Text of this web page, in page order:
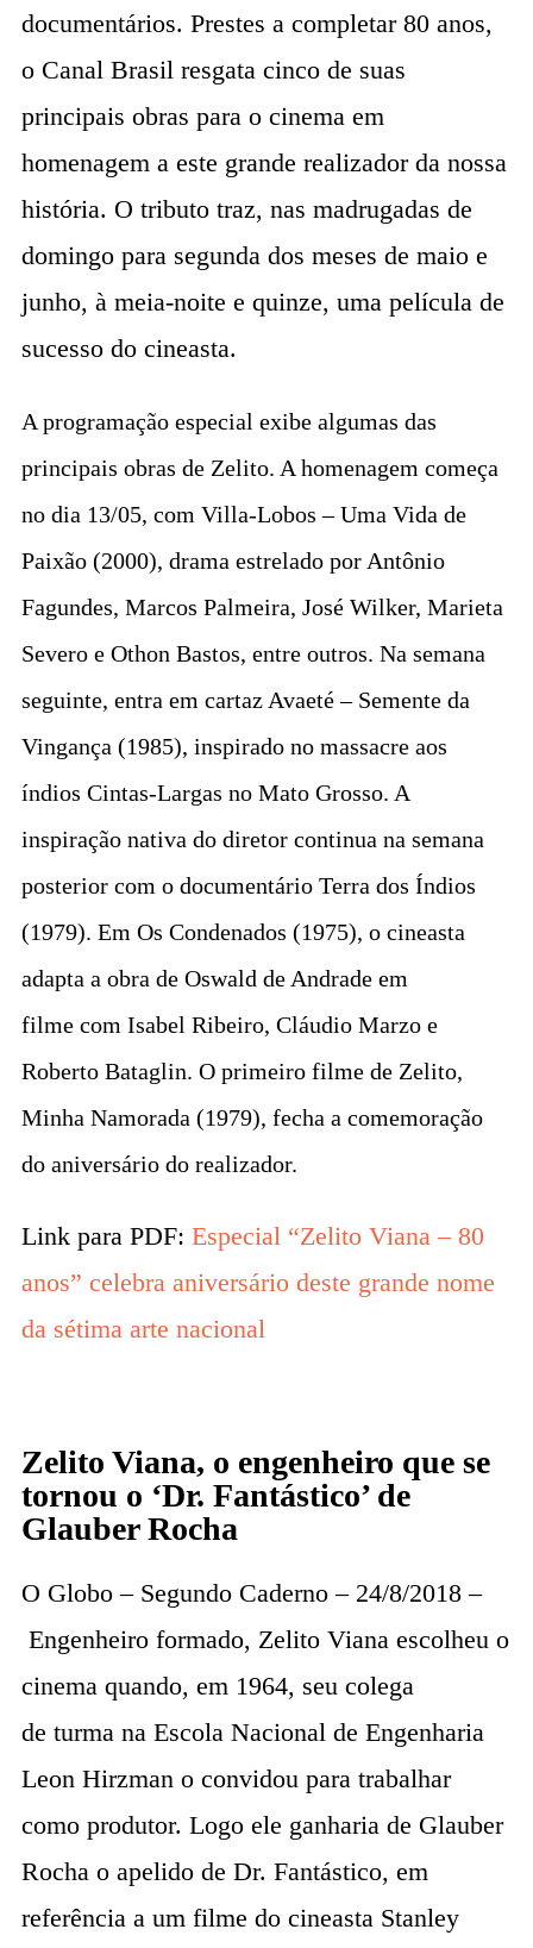
documentários. Prestes a completar 80 anos,
o Canal Brasil resgata cinco de suas
principais obras para o cinema em
homenagem a este grande realizador da nossa
história. O tributo traz, nas madrugadas de
domingo para segunda dos meses de maio e
junho, à meia-noite e quinze, uma película de
sucesso do cineasta.
A programação especial exibe algumas das
principais obras de Zelito. A homenagem começa
no dia 13/05, com Villa-Lobos – Uma Vida de
Paixão (2000), drama estrelado por Antônio
Fagundes, Marcos Palmeira, José Wilker, Marieta
Severo e Othon Bastos, entre outros. Na semana
seguinte, entra em cartaz Avaeté – Semente da
Vingança (1985), inspirado no massacre aos
índios Cintas-Largas no Mato Grosso. A
inspiração nativa do diretor continua na semana
posterior com o documentário Terra dos Índios
(1979). Em Os Condenados (1975), o cineasta
adapta a obra de Oswald de Andrade em
filme com Isabel Ribeiro, Cláudio Marzo e
Roberto Bataglin. O primeiro filme de Zelito,
Minha Namorada (1979), fecha a comemoração
do aniversário do realizador.
Link para PDF: Especial “Zelito Viana – 80
anos” celebra aniversário deste grande nome
da sétima arte nacional
Zelito Viana, o engenheiro que se
tornou o ‘Dr. Fantástico’ de
Glauber Rocha
O Globo – Segundo Caderno – 24/8/2018 –
Engenheiro formado, Zelito Viana escolheu o
cinema quando, em 1964, seu colega
de turma na Escola Nacional de Engenharia
Leon Hirzman o convidou para trabalhar
como produtor. Logo ele ganharia de Glauber
Rocha o apelido de Dr. Fantástico, em
referência a um filme do cineasta Stanley